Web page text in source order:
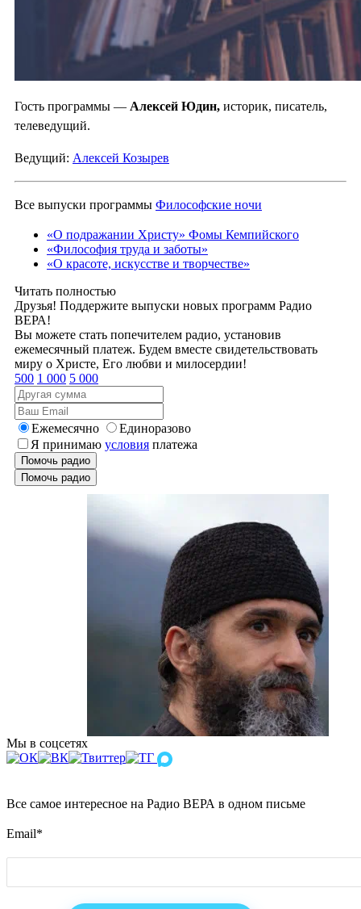
Гость программы — Алексей Юдин, историк, писатель,
телеведущий.
Ведущий: Алексей Козырев
Все выпуски программы Философские ночи
«О подражании Христу» Фомы Кемпийского
«Философия труда и заботы»
«О красоте, искусстве и творчестве»
Читать полностью
Друзья! Поддержите выпуски новых программ Радио
ВЕРА!
Вы можете стать попечителем радио, установив
ежемесячный платеж. Будем вместе свидетельствовать
миру о Христе, Его любви и милосердии!
500 1 000 5 000
Ежемесячно
Единоразово
Я принимаю условия платежа
Помочь радио
Помочь радио
Мы в соцсетях
Все самое интересное на Радио ВЕРА в одном письме
Email*